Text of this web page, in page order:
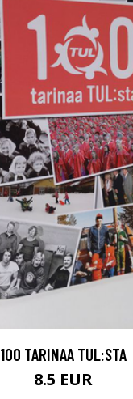
100 TARINAA TUL:STA
8.5 EUR